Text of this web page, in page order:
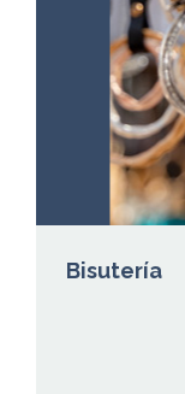
Bisutería